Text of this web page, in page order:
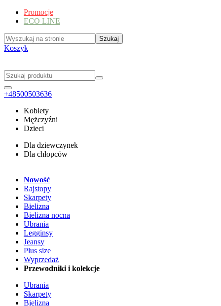
Promocje
ECO LINE
Koszyk
+48500503636
Kobiety
Mężczyźni
Dzieci
Dla dziewczynek
Dla chłopców
Nowość
Rajstopy
Skarpety
Bielizna
Bielizna nocna
Ubrania
Legginsy
Jeansy
Plus size
Wyprzedaż
Przewodniki i kolekcje
Ubrania
Skarpety
Bielizna